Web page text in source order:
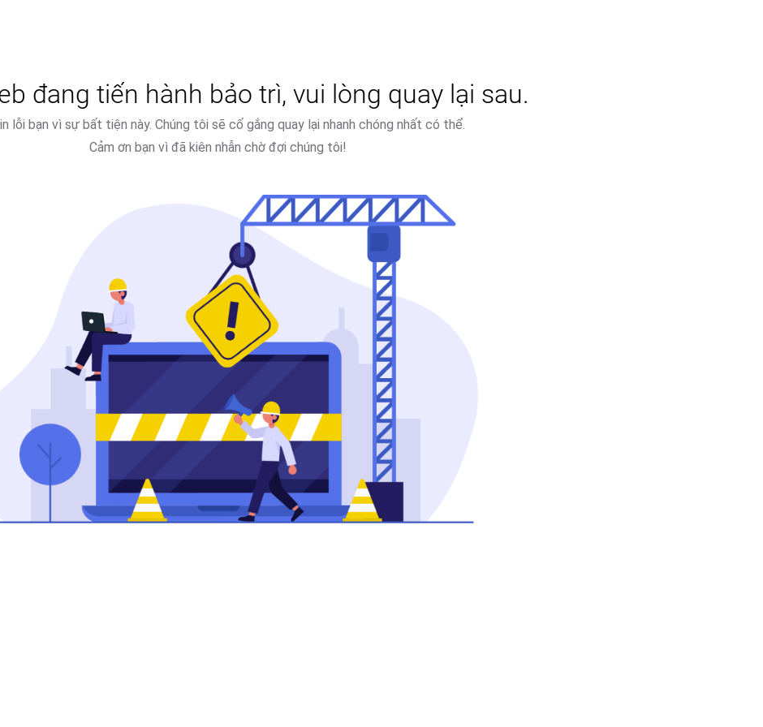
đang tiến hành bảo trì, vui lòng quay lại sau.
lỗi bạn vì sự bất tiện này. Chúng tôi sẽ cố gắng quay lại nhanh chóng nhất có thể.
Cảm ơn bạn vì đã kiên nhẫn chờ đợi chúng tôi!